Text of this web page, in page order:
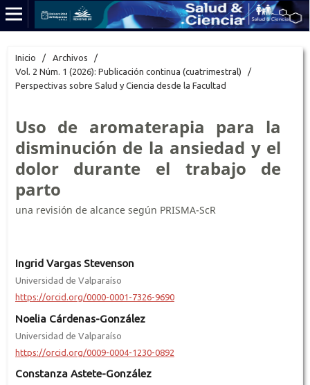
Inicio / Archivos
/
Vol. 2 Núm. 1 (2026): Publicación continua (cuatrimestral)
/
Perspectivas sobre Salud y Ciencia desde la Facultad
Uso de aromaterapia para la
disminución de la ansiedad y el
dolor durante el trabajo de
parto
una revisión de alcance según PRISMA-ScR
Ingrid Vargas Stevenson
Universidad de Valparaíso
https://orcid.org/0000-0001-7326-9690
Noelia Cárdenas-González
Universidad de Valparaíso
https://orcid.org/0009-0004-1230-0892
Constanza Astete-González